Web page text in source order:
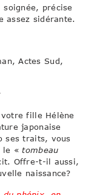
précise
assez sidérante.
Actes Sud,
votre fille Hélène
japonaise
ses traits, vous
le «tombeau
Offre-t-il aussi,
naissance?